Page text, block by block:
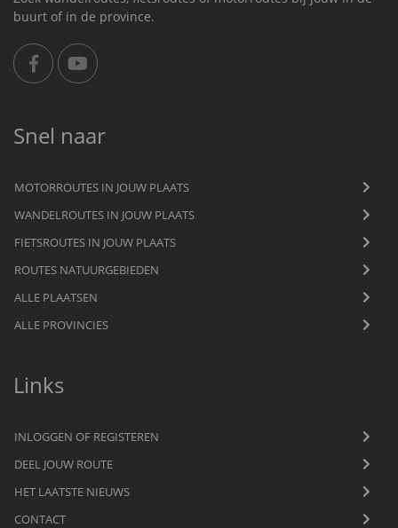
buurt of in de province.
Snel naar
MOTORROUTES IN JOUW PLAATS
WANDELROUTES IN JOUW PLAATS
FIETSROUTES IN JOUW PLAATS
ROUTES NATUURGEBIEDEN
ALLE PLAATSEN
ALLE PROVINCIES
Links
INLOGGEN OF REGISTEREN
DEEL JOUW ROUTE
HET LAATSTE NIEUWS
CONTACT